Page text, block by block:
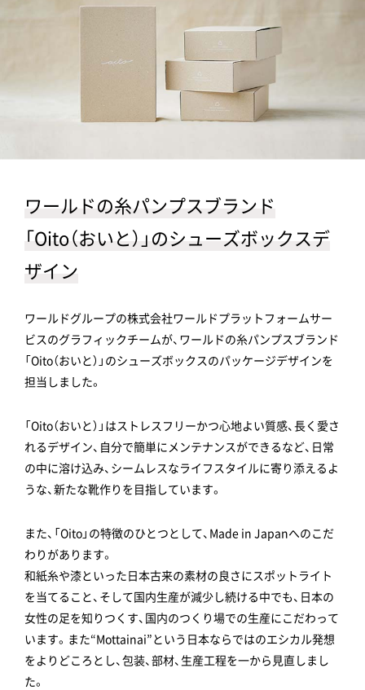
ワールドの糸パンプスブランド
「Oito（おいと）」のシューズボックスデ
ザイン
ワールドグループの株式会社ワールドプラットフォームサー
ビスのグラフィックチームが、ワールドの糸パンプスブランド
「Oito（おいと）」のシューズボックスのパッケージデザインを
担当しました。
「Oito（おいと）」はストレスフリーかつ心地よい質感、長く愛さ
れるデザイン、自分で簡単にメンテナンスができるなど、日常
の中に溶け込み、シームレスなライフスタイルに寄り添えるよ
うな、新たな靴作りを目指しています。
また、「Oito」の特徴のひとつとして、Made in Japanへのこだ
わりがあります。
和紙糸や漆といった日本古来の素材の良さにスポットライト
を当てること、そして国内生産が減少し続ける中でも、日本の
女性の足を知りつくす、国内のつくり場での生産にこだわって
います。また“Mottainai”という日本ならではのエシカル発想
をよりどころとし、包装、部材、生産工程を一から見直しまし
た。